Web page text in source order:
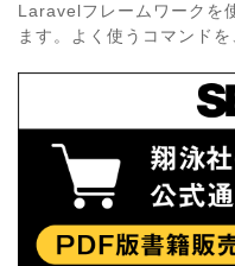
Laravelフレームワークを
ます。よく使うコマンド